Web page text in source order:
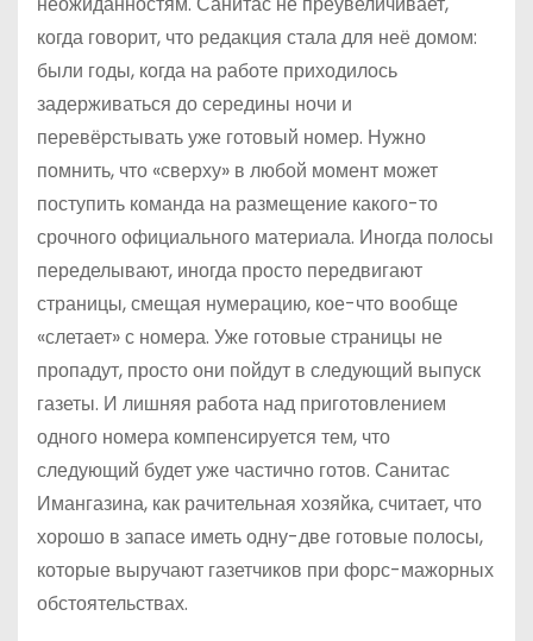
когда говорит, что редакция стала для неё домом:
были годы, когда на работе приходилось
задерживаться до середины ночи и
перевёрстывать уже готовый номер. Нужно
помнить, что «сверху» в любой момент может
поступить команда на размещение какого-то
срочного официального материала. Иногда полосы
переделывают, иногда просто передвигают
страницы, смещая нумерацию, кое-что вообще
«слетает» с номера. Уже готовые страницы не
пропадут, просто они пойдут в следующий выпуск
газеты. И лишняя работа над приготовлением
одного номера компенсируется тем, что
следующий будет уже частично готов. Санитас
Имангазина, как рачительная хозяйка, считает, что
хорошо в запасе иметь одну-две готовые полосы,
которые выручают газетчиков при форс-мажорных
обстоятельствах.